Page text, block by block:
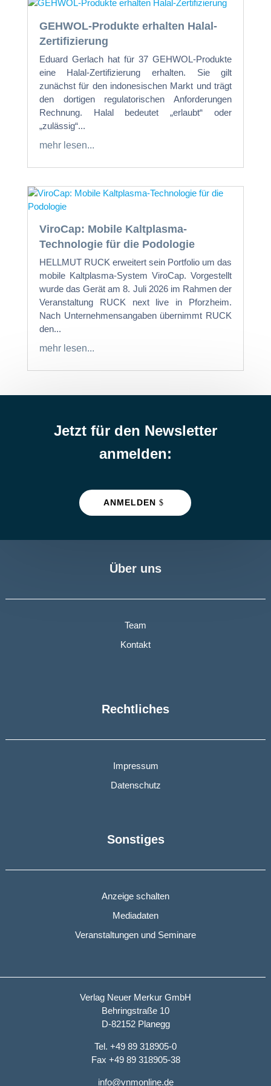
GEHWOL-Produkte erhalten Halal-
Zertifizierung
Eduard Gerlach hat für 37 GEHWOL-Produkte
eine Halal-Zertifizierung erhalten. Sie gilt
zunächst für den indonesischen Markt und trägt
den dortigen regulatorischen Anforderungen
Rechnung. Halal bedeutet „erlaubt“ oder
„zulässig“...
mehr lesen...
ViroCap: Mobile Kaltplasma-
Technologie für die Podologie
HELLMUT RUCK erweitert sein Portfolio um das
mobile Kaltplasma-System ViroCap. Vorgestellt
wurde das Gerät am 8. Juli 2026 im Rahmen der
Veranstaltung RUCK next live in Pforzheim.
Nach Unternehmensangaben übernimmt RUCK
den...
mehr lesen...
Jetzt für den Newsletter
anmelden:
ANMELDEN
Über uns
Team
Kontakt
Rechtliches
Impressum
Datenschutz
Sonstiges
Anzeige schalten
Mediadaten
Veranstaltungen und Seminare
Verlag Neuer Merkur GmbH
Behringstraße 10
D-82152 Planegg
Tel. +49 89 318905-0
Fax +49 89 318905-38
info@vnmonline.de